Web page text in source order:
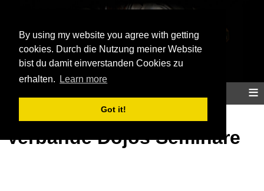
By using my website you agree with getting
cookies. Durch die Nutzung meiner Website
bist du damit einverstanden Cookies zu
erhalten.
Learn more
Got it!
Aikidoinfo
≡
Verbände Dojos Seminare